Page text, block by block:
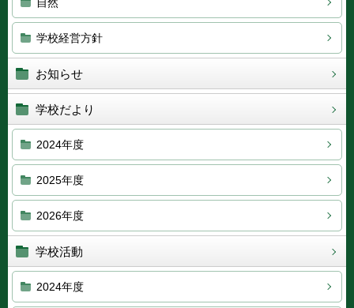
学校経営方針
お知らせ
学校だより
2024年度
2025年度
2026年度
学校活動
2024年度